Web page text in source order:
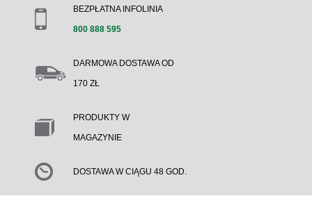
BEZPŁATNA INFOLINIA
800 888 595
DARMOWA DOSTAWA OD
170 ZŁ
PRODUKTY W
MAGAZYNIE
DOSTAWA W CIĄGU 48 GOD.